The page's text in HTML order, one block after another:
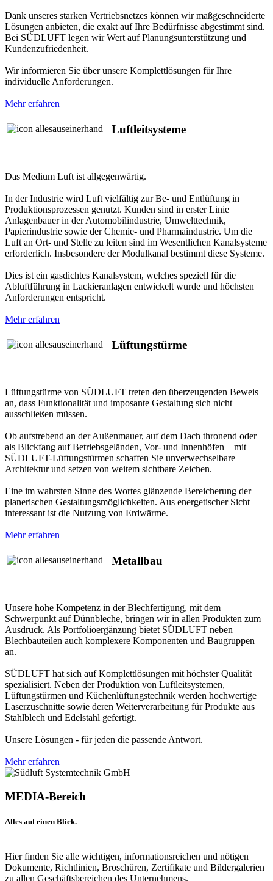
Dank unseres starken Vertriebsnetzes können wir maßgeschneiderte
Lösungen anbieten, die exakt auf Ihre Bedürfnisse abgestimmt sind.
Bei SÜDLUFT legen wir Wert auf Planungsunterstützung und
Kundenzufriedenheit.
Wir informieren Sie über unsere Komplettlösungen für Ihre
individuelle Anforderungen.
Mehr erfahren
Luftleitsysteme
Das Medium Luft ist allgegenwärtig.
In der Industrie wird Luft vielfältig zur Be- und Entlüftung in
Produktionsprozessen genutzt. Kunden sind in erster Linie
Anlagenbauer in der Automobilindustrie, Umwelttechnik,
Papierindustrie sowie der Chemie- und Pharmaindustrie. Um die
Luft an Ort- und Stelle zu leiten sind im Wesentlichen Kanalsysteme
erforderlich. Insbesondere der Modulkanal bestimmt diese Systeme.
Dies ist ein gasdichtes Kanalsystem, welches speziell für die
Abluftführung in Lackieranlagen entwickelt wurde und höchsten
Anforderungen entspricht.
Mehr erfahren
Lüftungstürme
Lüftungstürme von SÜDLUFT treten den überzeugenden Beweis
an, dass Funktionalität und imposante Gestaltung sich nicht
ausschließen müssen.
Ob aufstrebend an der Außenmauer, auf dem Dach thronend oder
als Blickfang auf Betriebsgeländen, Vor- und Innenhöfen – mit
SÜDLUFT-Lüftungstürmen schaffen Sie unverwechselbare
Architektur und setzen von weitem sichtbare Zeichen.
Eine im wahrsten Sinne des Wortes glänzende Bereicherung der
planerischen Gestaltungsmöglichkeiten. Aus energetischer Sicht
interessant ist die Nutzung von Erdwärme.
Mehr erfahren
Metallbau
Unsere hohe Kompetenz in der Blechfertigung, mit dem
Schwerpunkt auf Dünnbleche, bringen wir in allen Produkten zum
Ausdruck. Als Portfolioergänzung bietet SÜDLUFT neben
Blechbauteilen auch komplexere Komponenten und Baugruppen
an.
SÜDLUFT hat sich auf Komplettlösungen mit höchster Qualität
spezialisiert. Neben der Produktion von Luftleitsystemen,
Lüftungstürmen und Küchenlüftungstechnik werden hochwertige
Laserzuschnitte sowie deren Weiterverarbeitung für Produkte aus
Stahlblech und Edelstahl gefertigt.
Unsere Lösungen - für jeden die passende Antwort.
Mehr erfahren
MEDIA-Bereich
Alles auf einen Blick.
Hier finden Sie alle wichtigen, informationsreichen und nötigen
Dokumente, Richtlinien, Broschüren, Zertifikate und Bildergalerien
zu allen Geschäftsbereichen des Unternehmens.